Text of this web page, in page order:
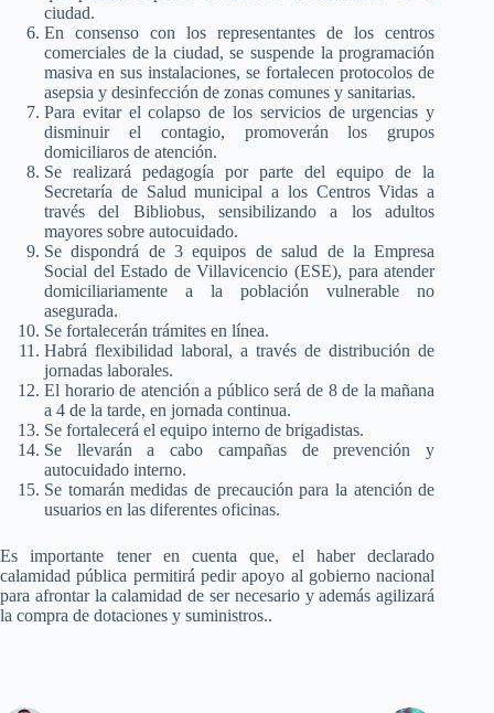
ciudad.
En consenso con los representantes de los centros
comerciales de la ciudad, se suspende la programación
masiva en sus instalaciones, se fortalecen protocolos de
asepsia y desinfección de zonas comunes y sanitarias.
Para evitar el colapso de los servicios de urgencias y
disminuir el contagio, promoverán los grupos
domiciliaros de atención.
Se realizará pedagogía por parte del equipo de la
Secretaría de Salud municipal a los Centros Vidas a
través del Bibliobus, sensibilizando a los adultos
mayores sobre autocuidado.
Se dispondrá de 3 equipos de salud de la Empresa
Social del Estado de Villavicencio (ESE), para atender
domiciliariamente a la población vulnerable no
asegurada.
Se fortalecerán trámites en línea.
Habrá flexibilidad laboral, a través de distribución de
jornadas laborales.
El horario de atención a público será de 8 de la mañana
a 4 de la tarde, en jornada continua.
Se fortalecerá el equipo interno de brigadistas.
Se llevarán a cabo campañas de prevención y
autocuidado interno.
Se tomarán medidas de precaución para la atención de
usuarios en las diferentes oficinas.
Es importante tener en cuenta que, el haber declarado
calamidad pública permitirá pedir apoyo al gobierno nacional
para afrontar la calamidad de ser necesario y además agilizará
la compra de dotaciones y suministros..